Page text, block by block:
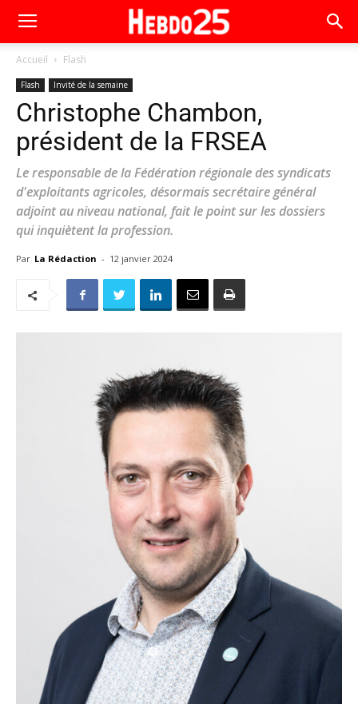
Accueil Flash
Flash Invité de la semaine
Christophe Chambon,
président de la FRSEA
Le responsable de la Fédération régionale des syndicats
d'exploitants agricoles, désormais secrétaire général
adjoint au niveau national, fait le point sur les dossiers
qui inquiètent la profession.
Par La Rédaction - 12 janvier 2024